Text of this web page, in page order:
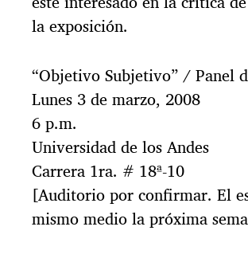
la exposición.
“Objetivo Subjetivo” / Panel
Lunes 3 de marzo, 2008
6 p.m.
Universidad de los Andes
Carrera 1ra. # 18ª-10
[Auditorio por confirmar. El
mismo medio la próxima